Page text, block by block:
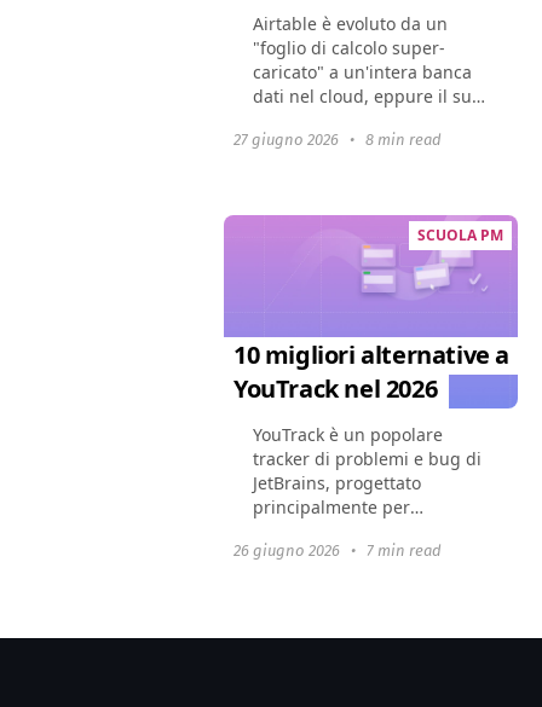
Airtable è evoluto da un
"foglio di calcolo super-
caricato" a un'intera banca
dati nel cloud, eppure il suo
espansione ha fatto crescere
27 giugno 2026 • 8 min read
SCUOLA PM
10 migliori alternative a
YouTrack nel 2026
YouTrack è un popolare
tracker di problemi e bug di
JetBrains, progettato
principalmente per
Tuttavia, nel 2026 il mercato
26 giugno 2026 • 7 min read